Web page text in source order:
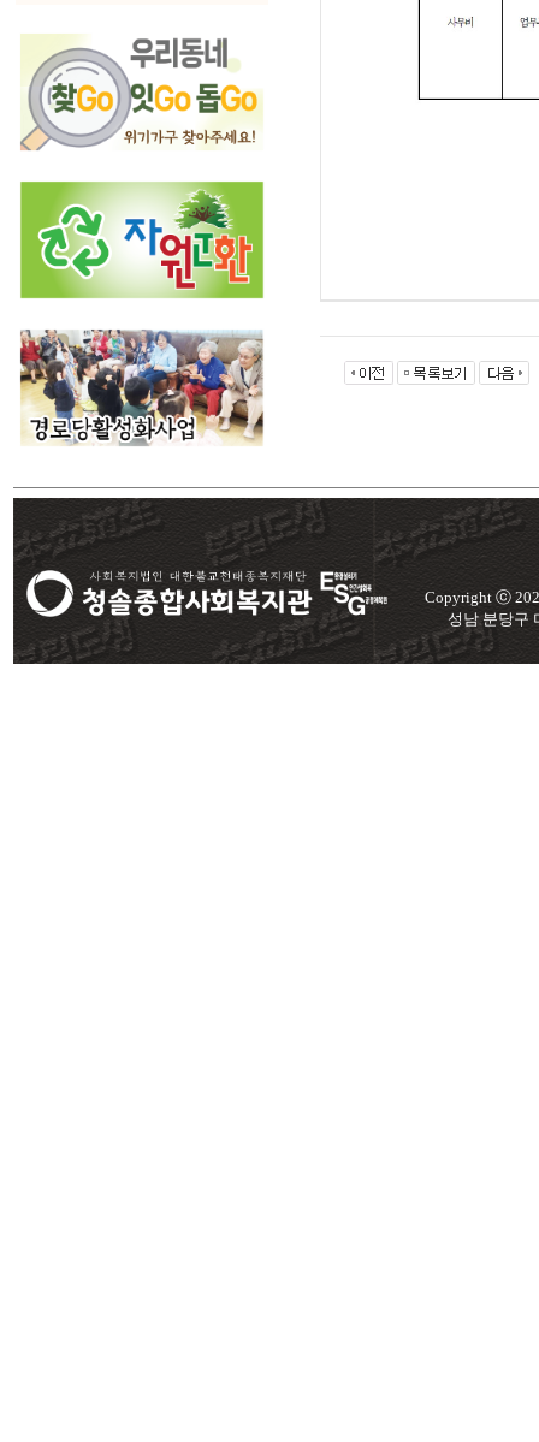
Copyright ⓒ
성남 분당구